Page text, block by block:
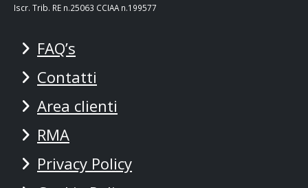
Iscr. Trib. RE n.25063 CCIAA n.199577
FAQ’s
Contatti
Area clienti
RMA
Privacy Policy